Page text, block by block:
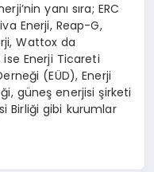
yanı sıra; ERC
Enerji, Reap-G,
Wattox da
Enerji Ticareti
(EÜD), Enerji
güneş enerjisi şirketi
Birliği gibi kurumlar